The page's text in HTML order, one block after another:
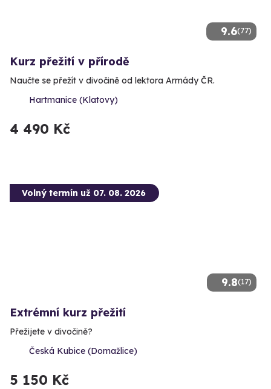
9.6(77)
Kurz přežití v přírodě
Naučte se přežít v divočině od lektora Armády ČR.
Hartmanice (Klatovy)
4 490 Kč
9.8(17)
Volný termín už 07. 08. 2026
Extrémní kurz přežití
Přežijete v divočině?
Česká Kubice (Domažlice)
5 150 Kč